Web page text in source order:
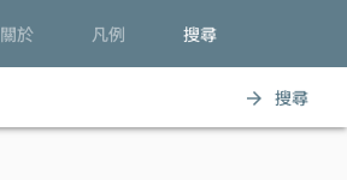
關於 凡例 搜尋
arrow_forward 搜尋